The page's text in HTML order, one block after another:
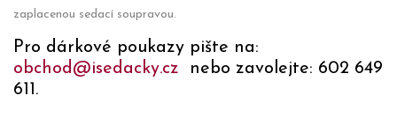
zaplacenou sedací soupravou.
Pro dárkové poukazy pište na:
obchod@isedacky.cz
nebo zavolejte: 602 649
611.